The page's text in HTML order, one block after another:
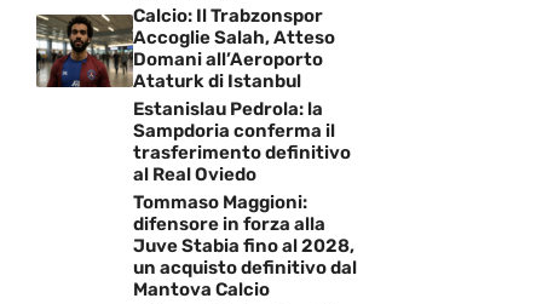
Calcio: Il Trabzonspor
Accoglie Salah, Atteso
Domani all’Aeroporto
Ataturk di Istanbul
Estanislau Pedrola: la
Sampdoria conferma il
trasferimento definitivo
al Real Oviedo
Tommaso Maggioni:
difensore in forza alla
Juve Stabia fino al 2028,
un acquisto definitivo dal
Mantova Calcio